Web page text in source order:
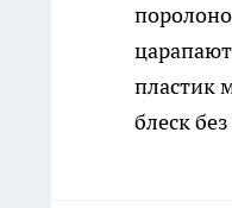
пластик
блеск